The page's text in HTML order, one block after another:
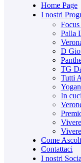
Home Page
I nostri
Palla
D
TG
Tutti
In
Come
Contattaci
I nostri